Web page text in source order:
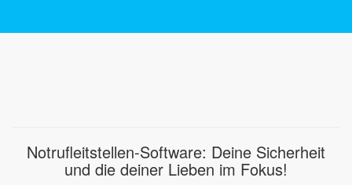
Notrufleitstellen-Software: Deine Sicherheit
und die deiner Lieben im Fokus!